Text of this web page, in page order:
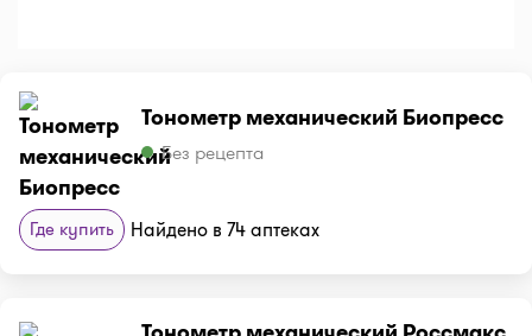
Тонометр механический Биопресс
Без рецепта
Где купить Найдено в 74 аптеках